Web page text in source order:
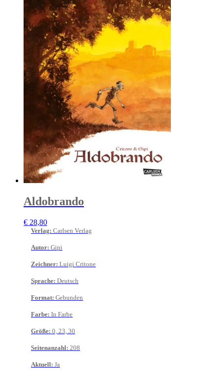
Aldobrando
€ 28,80
Verlag: Carlsen Verlag
Autor: Gipi
Zeichner: Luigi Critone
Sprache: Deutsch
Format: Gebunden
Farbe: In Farbe
Größe: 0, 23, 30
Seitenanzahl: 208
Aktuell: Ja